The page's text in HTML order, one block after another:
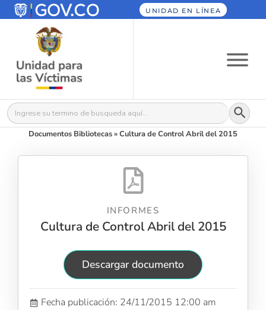
UNIDAD EN LÍNEA
Buscar: Botón
Documentos Bibliotecas»Cultura de Control Abril del 2015
INFORMES
Cultura de Control Abril del 2015
Descargar documento
Fecha publicación: 24/11/2015 12:00 am